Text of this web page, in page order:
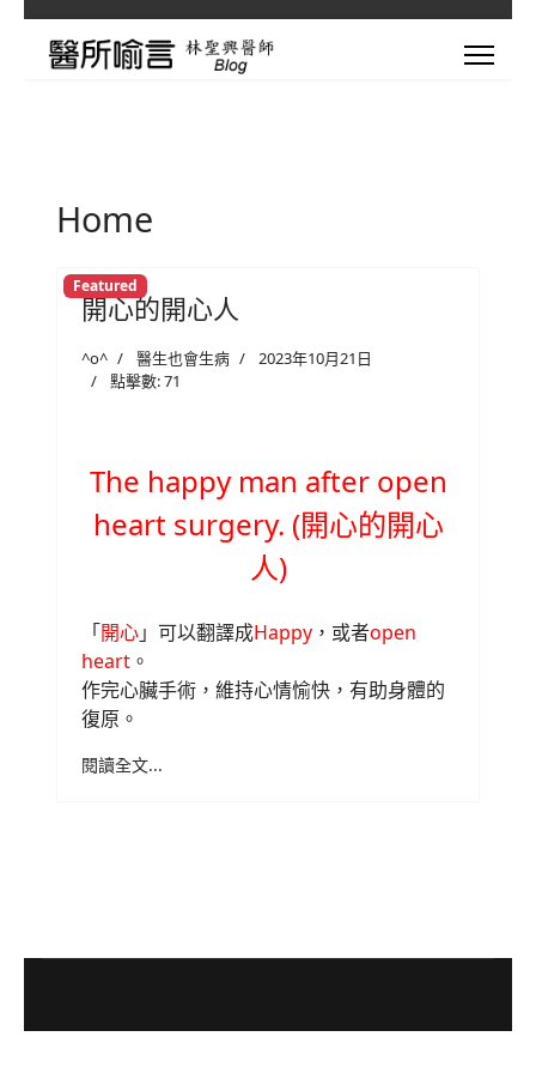
Home
Featured
開心的開心人
^o^ 醫生也會生病
2023年10月21日
點擊數: 71
The happy man after open
heart surgery. (開心的開心
人)
「開心」可以翻譯成Happy ，或者open
heart 。
作完心臟手術，維持心情愉快，有助身體的
復原。
閱讀全文...